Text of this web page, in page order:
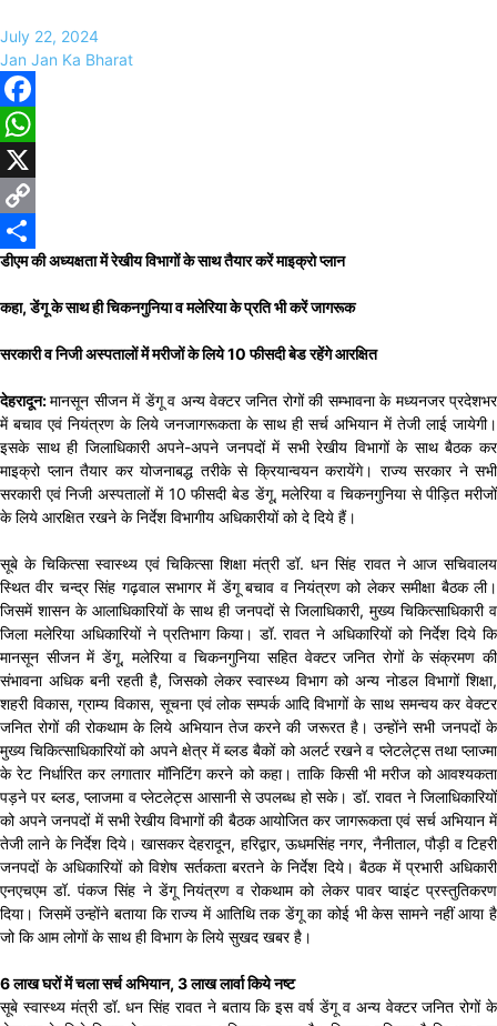
July 22, 2024
Jan Jan Ka Bharat
Facebook
WhatsApp
X
Copy
Link
Share
डीएम की अध्यक्षता में रेखीय विभागों के साथ तैयार करें माइक्रो प्लान
कहा, डेंगू के साथ ही चिकनगुनिया व मलेरिया के प्रति भी करें जागरूक
सरकारी व निजी अस्पतालों में मरीजों के लिये 10 फीसदी बेड रहेंगे आरक्षित
देहरादून:मानसून सीजन में डेंगू व अन्य वेक्टर जनित रोगों की सम्भावना के मध्यनजर प्रदेशभर
में बचाव एवं नियंत्रण के लिये जनजागरूकता के साथ ही सर्च अभियान में तेजी लाई जायेगी।
इसके साथ ही जिलाधिकारी अपने-अपने जनपदों में सभी रेखीय विभागों के साथ बैठक कर
माइक्रो प्लान तैयार कर योजनाबद्ध तरीके से क्रियान्वयन करायेंगे। राज्य सरकार ने सभी
सरकारी एवं निजी अस्पतालों में 10 फीसदी बेड डेंगू, मलेरिया व चिकनगुनिया से पीड़ित मरीजों
के लिये आरक्षित रखने के निर्देश विभागीय अधिकारीयों को दे दिये हैं।
सूबे के चिकित्सा स्वास्थ्य एवं चिकित्सा शिक्षा मंत्री डॉ. धन सिंह रावत ने आज सचिवालय
स्थित वीर चन्द्र सिंह गढ़वाल सभागर में डेंगू बचाव व नियंत्रण को लेकर समीक्षा बैठक ली।
जिसमें शासन के आलाधिकारियों के साथ ही जनपदों से जिलाधिकारी, मुख्य चिकित्साधिकारी व
जिला मलेरिया अधिकारियों ने प्रतिभाग किया। डॉ. रावत ने अधिकारियों को निर्देश दिये कि
मानसून सीजन में डेंगू, मलेरिया व चिकनगुनिया सहित वेक्टर जनित रोगों के संक्रमण की
संभावना अधिक बनी रहती है, जिसको लेकर स्वास्थ्य विभाग को अन्य नोडल विभागों शिक्षा,
शहरी विकास, ग्राम्य विकास, सूचना एवं लोक सम्पर्क आदि विभागों के साथ समन्वय कर वेक्टर
जनित रोगों की रोकथाम के लिये अभियान तेज करने की जरूरत है। उन्होंने सभी जनपदों के
मुख्य चिकित्साधिकारियों को अपने क्षेत्र में ब्लड बैकों को अलर्ट रखने व प्लेटलेट्स तथा प्लाज्मा
के रेट निर्धारित कर लगातार मॉनिटिंग करने को कहा। ताकि किसी भी मरीज को आवश्यकता
पड़ने पर ब्लड, प्लाजमा व प्लेटलेट्स आसानी से उपलब्ध हो सके। डॉ. रावत ने जिलाधिकारियों
को अपने जनपदों में सभी रेखीय विभागों की बैठक आयोजित कर जागरूकता एवं सर्च अभियान में
तेजी लाने के निर्देश दिये। खासकर देहरादून, हरिद्वार, ऊधमसिंह नगर, नैनीताल, पौड़ी व टिहरी
जनपदों के अधिकारियों को विशेष सर्तकता बरतने के निर्देश दिये। बैठक में प्रभारी अधिकारी
एनएचएम डॉ. पंकज सिंह ने डेंगू नियंत्रण व रोकथाम को लेकर पावर प्वाइंट प्रस्तुतिकरण
दिया। जिसमें उन्होंने बताया कि राज्य में आतिथि तक डेंगू का कोई भी केस सामने नहीं आया है
जो कि आम लोगों के साथ ही विभाग के लिये सुखद खबर है।
6 लाख घरों में चला सर्च अभियान, 3 लाख लार्वा किये नष्ट
सूबे स्वास्थ्य मंत्री डॉ. धन सिंह रावत ने बताय कि इस वर्ष डेंगू व अन्य वेक्टर जनित रोगों के